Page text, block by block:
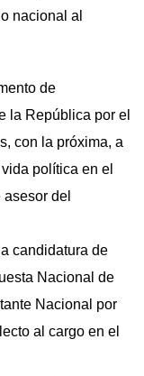
nacional al
de
la República por el
con la próxima, a
política en el
del
candidatura de
Nacional de
Nacional por
al cargo en el